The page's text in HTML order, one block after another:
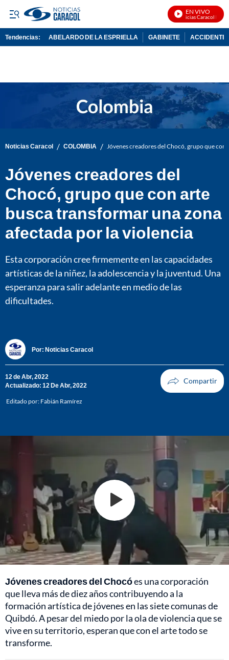
EN VIVO
Noticias Caracol En
Tendencias: ABELARDO DE LA ESPRIELLA GABINETE ACCIDENTE
Noticias Caracol / COLOMBIA / Jóvenes creadores del Chocó, grupo que
Jóvenes creadores del
Chocó, grupo que con arte
busca transformar una zona
afectada por la violencia
Esta corporación cree firmemente en las capacidades
artísticas de la niñez, la adolescencia y la juventud. Una
esperanza para salir adelante en medio de las
dificultades.
Por: Noticias Caracol
12 de Abr, 2022
Actualizado: 12 De Abr, 2022
Editado por: Fabián Ramírez
Jóvenes creadores del Chocóes una corporación
que lleva más de diez años contribuyendo a la
formación artística de jóvenes en las siete comunas de
Quibdó. A pesar del miedo por la ola de violencia que se
vive en su territorio, esperan que con el arte todo se
transforme.